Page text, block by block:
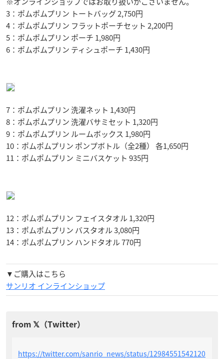
3：ポムポムプリン トートバッグ 2,750円
4：ポムポムプリン フラットポーチセット 2,200円
5：ポムポムプリン ポーチ 1,980円
6：ポムポムプリン ティシュポーチ 1,430円
7：ポムポムプリン 洗濯ネット 1,430円
8：ポムポムプリン 洗濯バサミセット 1,320円
9：ポムポムプリン ルームボックス 1,980円
10：ポムポムプリン ポンプボトル（全2種） 各1,650円
11：ポムポムプリン ミニバスケット 935円
12：ポムポムプリン フェイスタオル 1,320円
13：ポムポムプリン バスタオル 3,080円
14：ポムポムプリン ハンドタオル 770円
▼ご購入はこちら
サンリオ インラインショップ
https://twitter.com/sanrio_news/status/12984551542120